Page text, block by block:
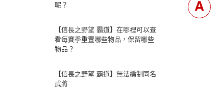
呢？
【信長之野望 霸道】在哪裡可以查
看每賽季重置哪些物品，保留哪些
物品？
【信長之野望 覇道】無法編制同名
武將